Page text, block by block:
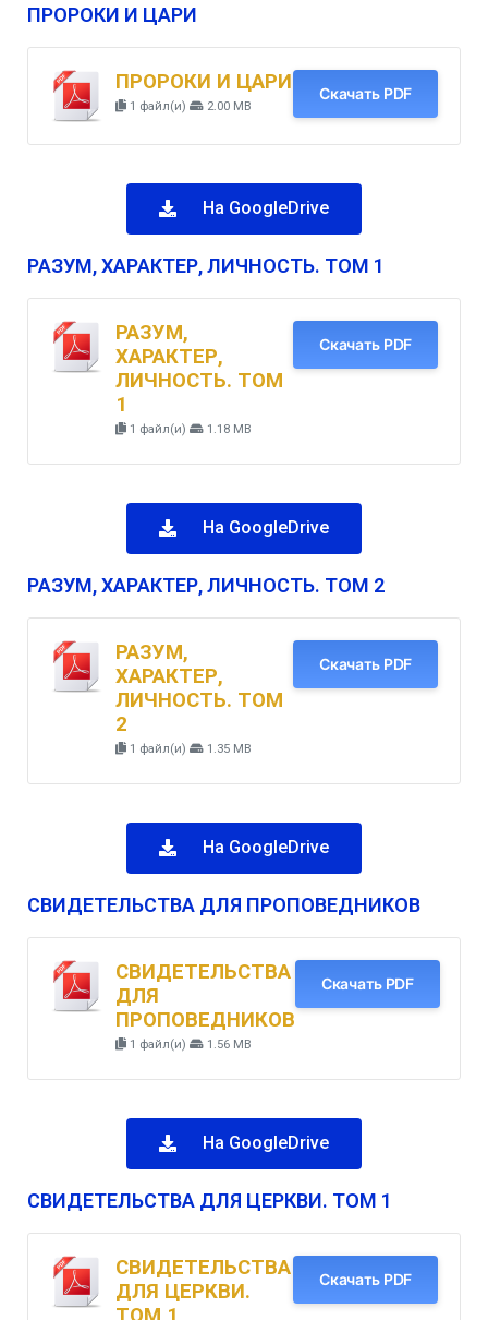
ПРОРОКИ И ЦАРИ
ПРОРОКИ И ЦАРИ
1 файл(и) 2.00 MB
Скачать PDF
На GoogleDrive
РАЗУМ, ХАРАКТЕР, ЛИЧНОСТЬ. ТОМ 1
РАЗУМ,
ХАРАКТЕР,
ЛИЧНОСТЬ. ТОМ
1
1 файл(и) 1.18 MB
Скачать PDF
На GoogleDrive
РАЗУМ, ХАРАКТЕР, ЛИЧНОСТЬ. ТОМ 2
РАЗУМ,
ХАРАКТЕР,
ЛИЧНОСТЬ. ТОМ
2
1 файл(и) 1.35 MB
Скачать PDF
На GoogleDrive
СВИДЕТЕЛЬСТВА ДЛЯ ПРОПОВЕДНИКОВ
СВИДЕТЕЛЬСТВА
ДЛЯ
ПРОПОВЕДНИКОВ
1 файл(и) 1.56 MB
Скачать PDF
На GoogleDrive
СВИДЕТЕЛЬСТВА ДЛЯ ЦЕРКВИ. ТОМ 1
СВИДЕТЕЛЬСТВА
ДЛЯ ЦЕРКВИ.
Скачать PDF